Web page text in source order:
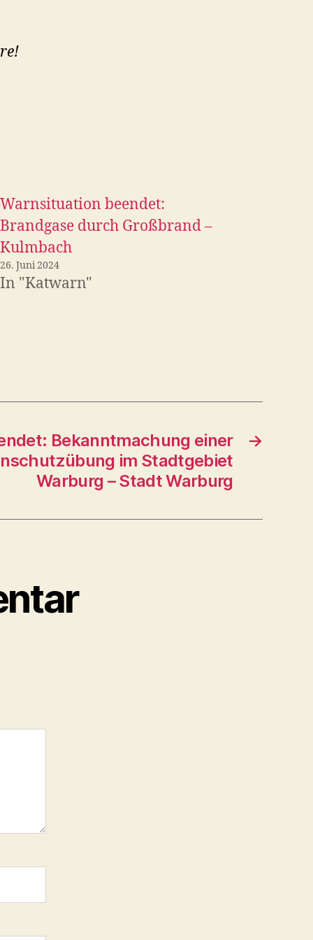
Warnsituation beendet:
Brandgase durch Großbrand –
Kulmbach
26. Juni 2024
In "Katwarn"
→
Bekanntmachung einer
im Stadtgebiet
Warburg – Stadt Warburg